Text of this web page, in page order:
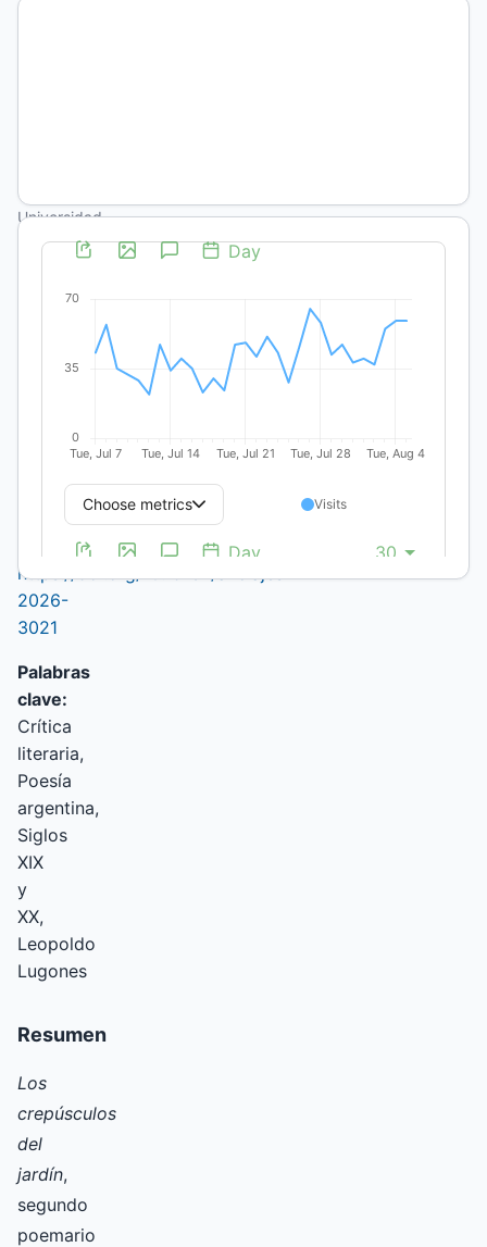
Universidad
Católica
Consejo
Investigaciones
Científicas y
https://orcid.org/0000-
https://doi.org/10.19137/anclajes-
2026-
3021
Palabras
clave:
Crítica
literaria,
Poesía
argentina,
Siglos
XIX
y
XX,
Leopoldo
Lugones
Resumen
Los
crepúsculos
del
jardín,
segundo
poemario